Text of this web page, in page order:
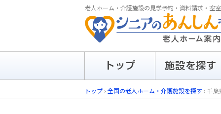
老人ホーム・介護施設の見学予約・資料請求・空
トップ › 全国の老人ホーム・介護施設を探す › 千葉